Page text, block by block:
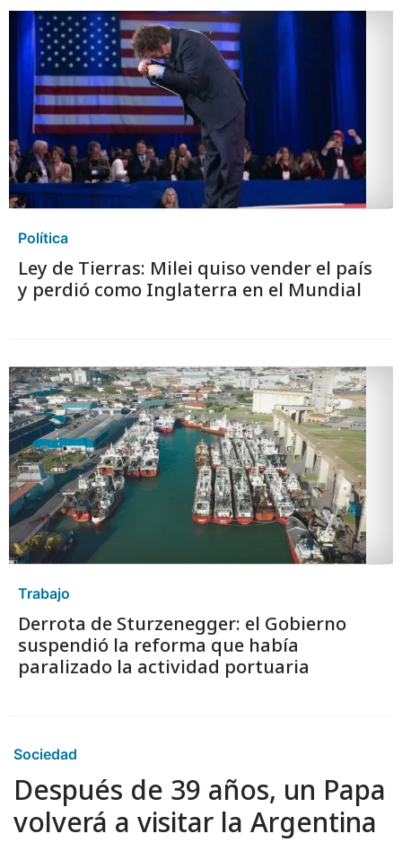
Política
Ley de Tierras: Milei quiso vender el país
y perdió como Inglaterra en el Mundial
Trabajo
Derrota de Sturzenegger: el Gobierno
suspendió la reforma que había
paralizado la actividad portuaria
Sociedad
Después de 39 años, un Papa
volverá a visitar la Argentina